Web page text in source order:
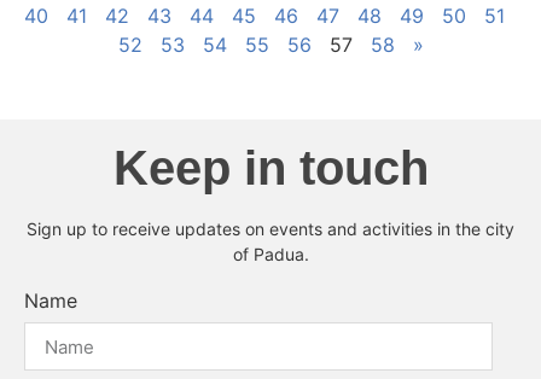
40
41 42 43 44 45 46 47 48 49 50
51
52
53 54 55 56 57 58 »
Keep in touch
Sign up to receive updates on events and activities in the city
of Padua.
Name